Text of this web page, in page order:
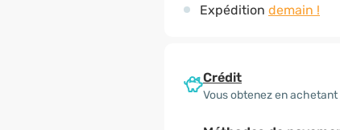
Expédition demain !
Crédit
Vous obtenez en achetant